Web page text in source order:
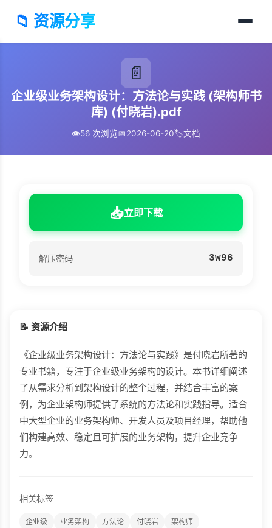
📁 资源分享
📄
企业级业务架构设计：方法论与实践 (架构师书
库) (付晓岩).pdf
👁️56 次浏览📅2026-06-20🏷️文档
📥立即下载
解压密码 3w96
📝 资源介绍
《企业级业务架构设计：方法论与实践》是付晓岩所著的
专业书籍，专注于企业级业务架构的设计。本书详细阐述
了从需求分析到架构设计的整个过程，并结合丰富的案
例，为企业架构师提供了系统的方法论和实践指导。适合
中大型企业的业务架构师、开发人员及项目经理，帮助他
们构建高效、稳定且可扩展的业务架构，提升企业竞争
力。
相关标签
企业级 业务架构 方法论 付晓岩 架构师